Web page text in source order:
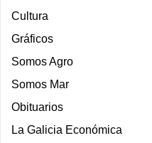
Cultura
Gráficos
Somos Agro
Somos Mar
Obituarios
La Galicia Económica